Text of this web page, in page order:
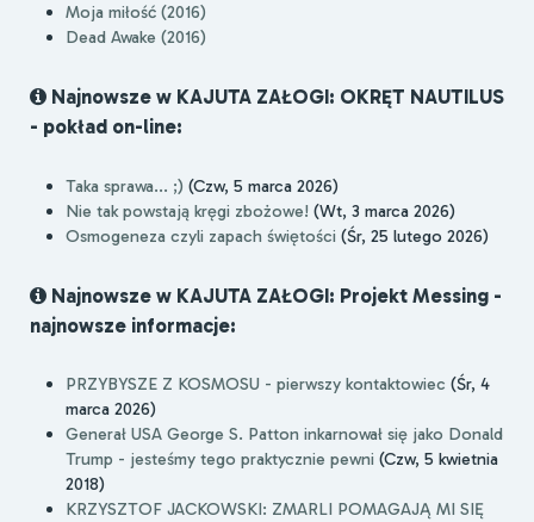
Moja miłość (2016)
Dead Awake (2016)
Najnowsze w KAJUTA ZAŁOGI: OKRĘT NAUTILUS
- pokład on-line:
Taka sprawa... ;) (Czw, 5 marca 2026)
Nie tak powstają kręgi zbożowe! (Wt, 3 marca 2026)
Osmogeneza czyli zapach świętości (Śr, 25 lutego 2026)
Najnowsze w KAJUTA ZAŁOGI: Projekt Messing -
najnowsze informacje:
PRZYBYSZE Z KOSMOSU - pierwszy kontaktowiec (Śr, 4
marca 2026)
Generał USA George S. Patton inkarnował się jako Donald
Trump - jesteśmy tego praktycznie pewni (Czw, 5 kwietnia
2018)
KRZYSZTOF JACKOWSKI: ZMARLI POMAGAJĄ MI SIĘ